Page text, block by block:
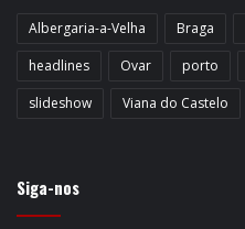
Albergaria-a-Velha Braga
headlines
Ovar porto
slideshow
Viana do Castelo
Siga-nos